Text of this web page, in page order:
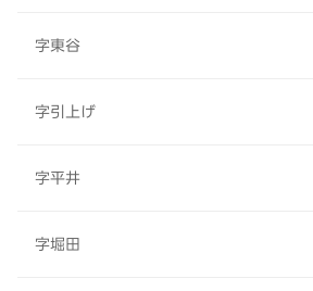
字東谷
字引上げ
字平井
字堀田